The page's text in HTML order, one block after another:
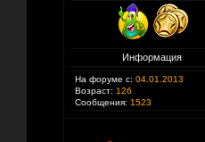
Информация
На форуме с: 04.01.2013
Возраст: 126
Сообщения: 1523